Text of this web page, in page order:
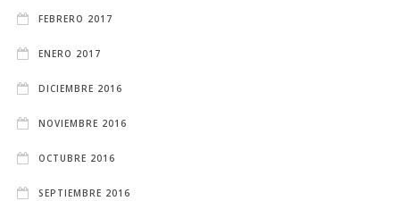
FEBRERO 2017
ENERO 2017
DICIEMBRE 2016
NOVIEMBRE 2016
OCTUBRE 2016
SEPTIEMBRE 2016